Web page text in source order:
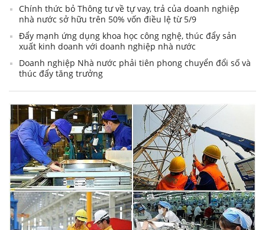
Chính thức bỏ Thông tư về tự vay, trả của doanh nghiệp
nhà nước sở hữu trên 50% vốn điều lệ từ 5/9
Đẩy mạnh ứng dụng khoa học công nghệ, thúc đẩy sản
xuất kinh doanh với doanh nghiệp nhà nước
Doanh nghiệp Nhà nước phải tiên phong chuyển đổi số và
thúc đẩy tăng trưởng